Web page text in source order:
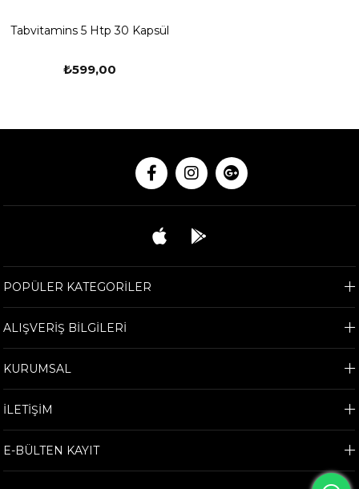
Tabvitamins 5 Htp 30 Kapsül
₺599,00
POPÜLER KATEGORİLER
ALIŞVERİŞ BİLGİLERİ
KURUMSAL
İLETİŞİM
E-BÜLTEN KAYIT